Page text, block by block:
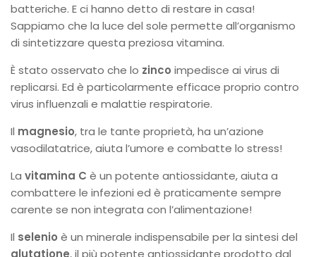
batteriche. E ci hanno detto di restare in casa!
Sappiamo che la luce del sole permette all’organismo
di sintetizzare questa preziosa vitamina.
È stato osservato che lo zinco impedisce ai virus di
replicarsi. Ed è particolarmente efficace proprio contro
virus influenzali e malattie respiratorie.
Il magnesio, tra le tante proprietà, ha un’azione
vasodilatatrice, aiuta l’umore e combatte lo stress!
La vitamina C è un potente antiossidante, aiuta a
combattere le infezioni ed è praticamente sempre
carente se non integrata con l’alimentazione!
Il selenio è un minerale indispensabile per la sintesi del
glutatione, il più potente antiossidante prodotto dal